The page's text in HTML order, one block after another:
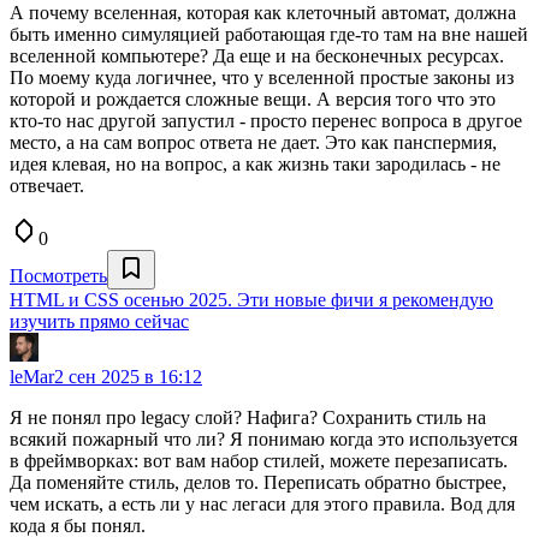
А почему вселенная, которая как клеточный автомат, должна
быть именно симуляцией работающая где-то там на вне нашей
вселенной компьютере? Да еще и на бесконечных ресурсах.
По моему куда логичнее, что у вселенной простые законы из
которой и рождается сложные вещи. А версия того что это
кто-то нас другой запустил - просто перенес вопроса в другое
место, а на сам вопрос ответа не дает. Это как панспермия,
идея клевая, но на вопрос, а как жизнь таки зародилась - не
отвечает.
0
Посмотреть
HTML и CSS осенью 2025. Эти новые фичи я рекомендую
изучить прямо сейчас
leMar2 сен 2025 в 16:12
Я не понял про legacy слой? Нафига? Сохранить стиль на
всякий пожарный что ли? Я понимаю когда это используется
в фреймворках: вот вам набор стилей, можете перезаписать.
Да поменяйте стиль, делов то. Переписать обратно быстрее,
чем искать, а есть ли у нас легаси для этого правила. Вод для
кода я бы понял.